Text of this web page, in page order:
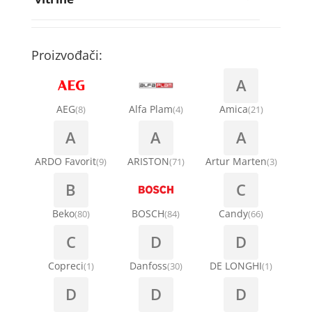
Ručice za vrata za veš mašinu
Šarke za veš mašine
Stakla i okviri vrata za veš mašinu
Termostati i hidrostati za veš mašine
Točkići za sudo mašine
Kompresori za klima uređaje
Kondenz creva
Nosači za klimu
Ostali materijal za montažu klima uređaja
Proizvođači:
AEG(8) Alfa Plam(4)
A
Amica(21)
A
ARDO Favorit(9)
A
ARISTON(71)
A
Artur Marten(3)
B
Beko(80) BOSCH(84)
C
Candy(66)
C
Copreci(1)
D
Danfoss(30)
D
DE LONGHI(1)
D D D